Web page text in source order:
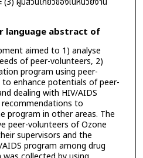
language abstract of
aimed to 1) analyse
of peer-volunteers, 2)
program using peer-
enhance potentials of peer-
dealing with HIV/AIDS
to
program in other areas. The
peer-volunteers of Ozone
supervisors and the
program among drug